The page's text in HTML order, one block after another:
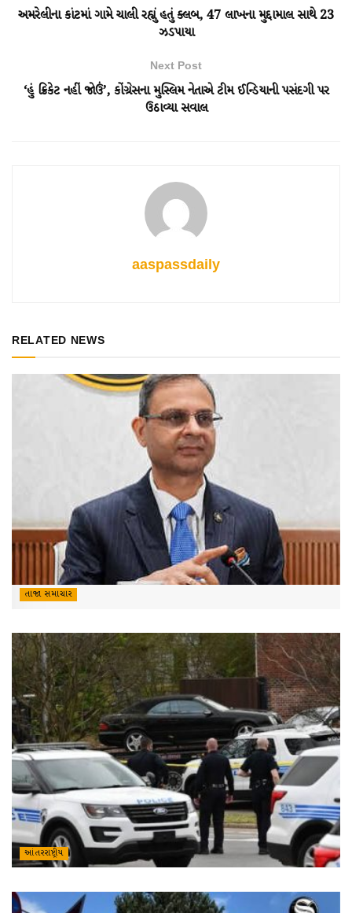
અમરેલીના કાંટમાં ગામે ચાલી રહ્યું હતું ક્લબ, 47 લાખના મુદ્દામાલ સાથે 23
ઝડપાયા
Next Post
‘હું ક્રિકેટ નહીં જોઉં’, કોંગ્રેસના મુસ્લિમ નેતાએ ટીમ ઈન્ડિયાની પસંદગી પર
ઉઠાવ્યા સવાલ
aaspassdaily
RELATED NEWS
તાજા સમાચાર
આંતરરાષ્ટ્રીય